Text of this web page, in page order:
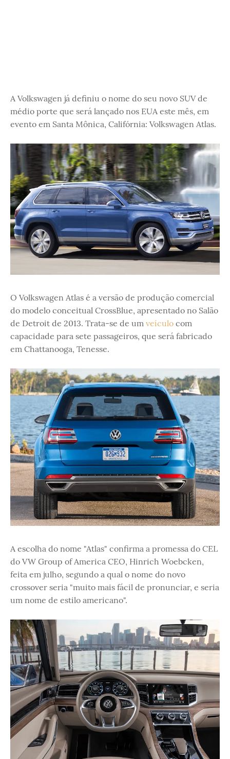
A Volkswagen já definiu o nome do seu novo SUV de
médio porte que será lançado nos EUA este mês, em
evento em Santa Mônica, Califórnia: Volkswagen Atlas.
O Volkswagen Atlas é a versão de produção comercial
do modelo conceitual CrossBlue, apresentado no Salão
de Detroit de 2013. Trata-se de um veículo com
capacidade para sete passageiros, que será fabricado
em Chattanooga, Tenesse.
A escolha do nome "Atlas" confirma a promessa do CEL
do VW Group of America CEO, Hinrich Woebcken,
feita em julho, segundo a qual o nome do novo
crossover seria "muito mais fácil de pronunciar, e seria
um nome de estilo americano".